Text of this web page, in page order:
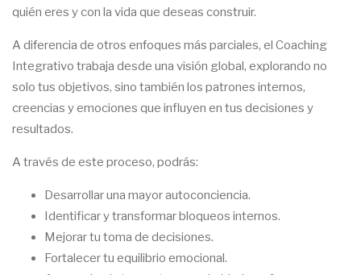
quién eres y con la vida que deseas construir.
A diferencia de otros enfoques más parciales, el Coaching
Integrativo trabaja desde una visión global, explorando no
solo tus objetivos, sino también los patrones internos,
creencias y emociones que influyen en tus decisiones y
resultados.
A través de este proceso, podrás:
Desarrollar una mayor autoconciencia.
Identificar y transformar bloqueos internos.
Mejorar tu toma de decisiones.
Fortalecer tu equilibrio emocional.